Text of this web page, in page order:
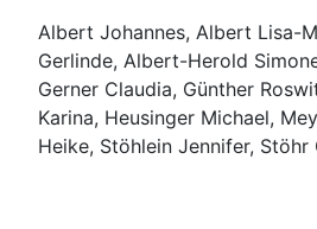
Albert Johannes, Albert Lisa-
Gerlinde, Albert-Herold
Gerner Claudia, Günther
Karina, Heusinger Michael,
Heike, Stöhlein Jennifer, Stöhr